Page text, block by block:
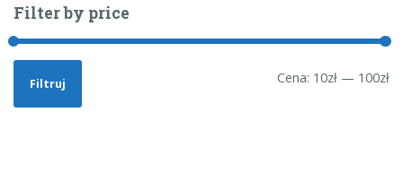
Filter by price
Filtruj Cena: 10zł — 100zł